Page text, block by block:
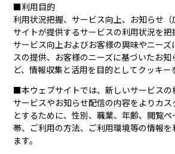
■利用目的
利用状況把握、サービス向上、お知らせ
サイトが提供するサービスの利用状況を把
サービス向上およびお客様の興味やニー
スの提供、お客様のニーズに基づいたお
ど、情報収集と活用を目的としてクッキー
■本ウェブサイトでは、新しいサービスの
サービスやお知らせ配信の内容をよりカ
とするために、性別、職業、年齢、閲覧
帯、ご利用の方法、ご利用環境等の情報を
ます。